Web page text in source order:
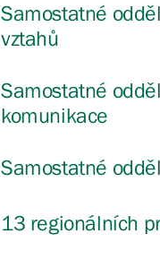
Samostatné
vztahů
Samostatné
komunikace
Samostatné
13 regionálních